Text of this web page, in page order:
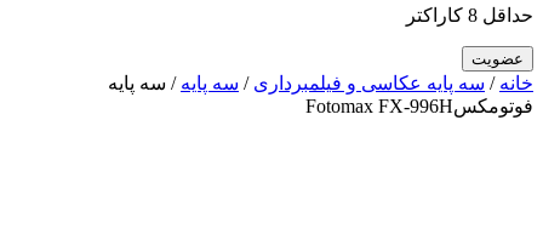
حداقل 8 کاراکتر
خانه / سه پایه عکاسی و فیلمبرداری / سه پایه / سه پایه
فوتومکسFotomax FX-996H